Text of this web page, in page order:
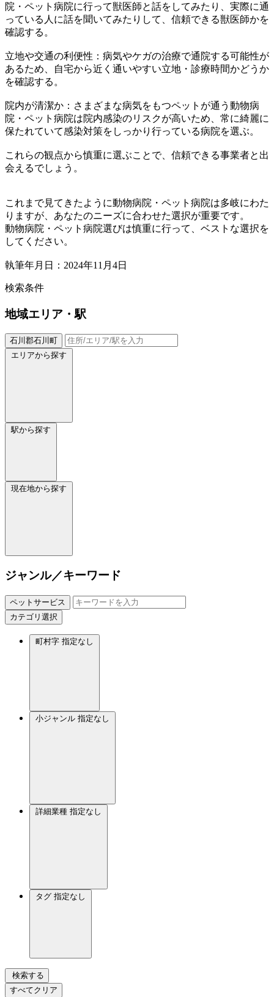
院・ペット病院に行って獣医師と話をしてみたり、実際に通
っている人に話を聞いてみたりして、信頼できる獣医師かを
確認する。
立地や交通の利便性：病気やケガの治療で通院する可能性が
あるため、自宅から近く通いやすい立地・診療時間かどうか
を確認する。
院内が清潔か：さまざまな病気をもつペットが通う動物病
院・ペット病院は院内感染のリスクが高いため、常に綺麗に
保たれていて感染対策をしっかり行っている病院を選ぶ。
これらの観点から慎重に選ぶことで、信頼できる事業者と出
会えるでしょう。
これまで見てきたように動物病院・ペット病院は多岐にわた
りますが、あなたのニーズに合わせた選択が重要です。
動物病院・ペット病院選びは慎重に行って、ベストな選択を
してください。
執筆年月日：2024年11月4日
検索条件
地域エリア・駅
石川郡石川町
エリアから探す
駅から探す
現在地から探す
ジャンル／キーワード
ペットサービス
カテゴリ選択
町村字 指定なし
小ジャンル 指定なし
詳細業種 指定なし
タグ 指定なし
検索する
すべてクリア